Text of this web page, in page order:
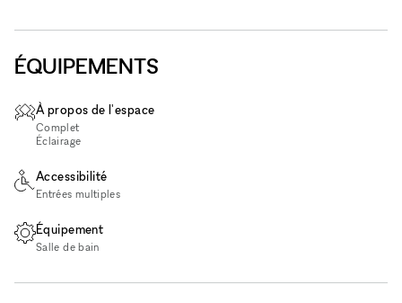
ÉQUIPEMENTS
À propos de l'espace
Complet
Éclairage
Accessibilité
Entrées multiples
Équipement
Salle de bain